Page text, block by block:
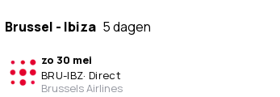
Brussel - Ibiza 5 dagen
zo 30 mei
BRU-IBZ· Direct
Brussels Airlines